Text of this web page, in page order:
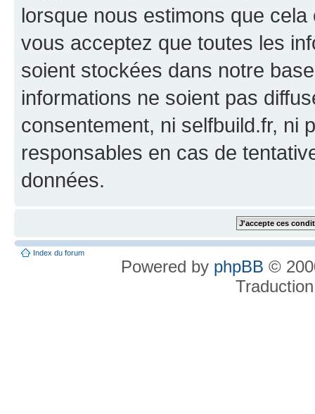
lorsque nous estimons que
vous acceptez que toutes les
soient stockées dans notre
informations ne soient pas
consentement, ni selfbuild.fr, ni
responsables en cas de
données.
Index du forum
Powered by phpBB ©